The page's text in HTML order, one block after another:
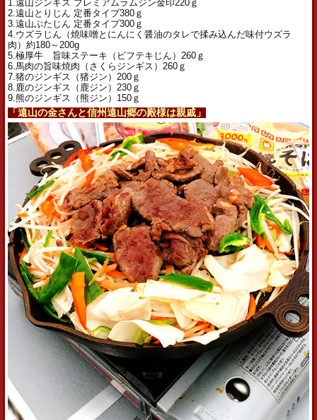
1.遠山ジンギス プレミアムラムジン金印220ｇ
2.遠山とりじん 定番タイプ380ｇ
3.遠山ぶたじん 定番タイプ300ｇ
4.ウズラじん（焼味噌とにんにく醤油のタレで揉み込んだ味付ウズラ
肉）約180～200g
5.極厚牛 旨味ステーキ（ビフテキじん）260ｇ
6.馬肉の旨味焼肉（さくらジンギス）260ｇ
7.猪のジンギス（猪ジン）200ｇ
8.鹿のジンギス（鹿ジン）230ｇ
9.熊のジンギス（熊ジン）150ｇ
「遠山の金さんと信州遠山郷の殿様は親戚」